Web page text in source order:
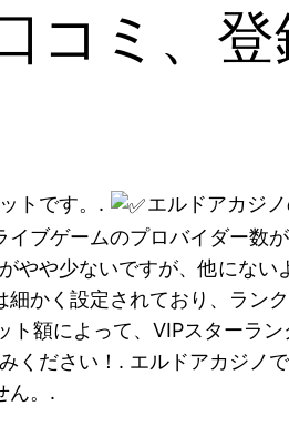
コミ、
トです。.
エルドアカジ
ブゲームのプロバイダー数
や少ないですが、他にな
かく設定されており、ラン
額によって、VIPスターラ
ださい！. エルドアカジノ
ん。.